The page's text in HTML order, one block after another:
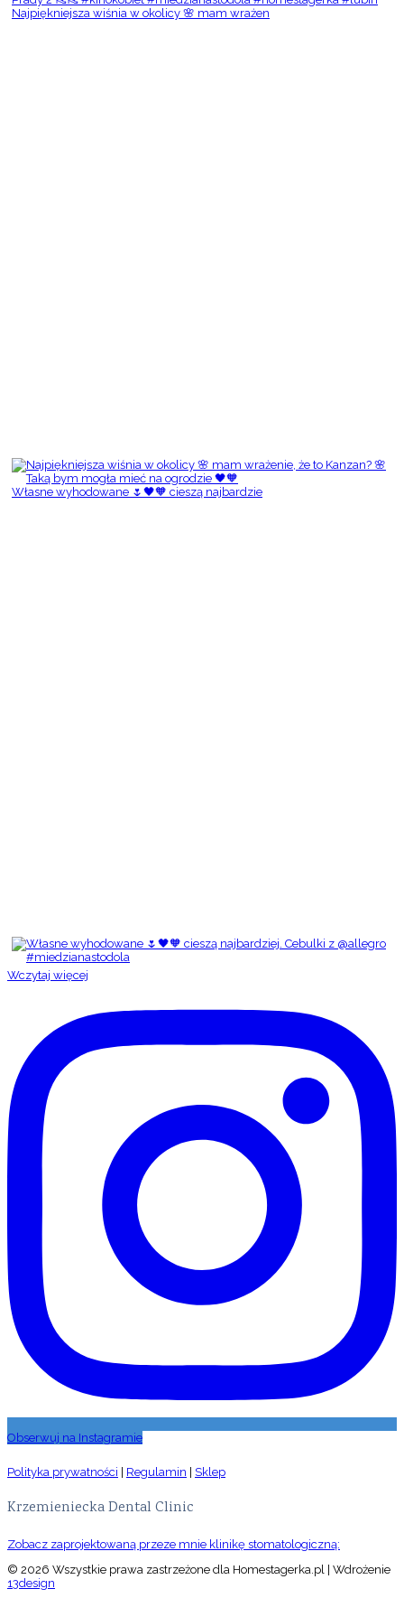
Najpiękniejsza wiśnia w okolicy 🌸 mam wrażen
Własne wyhodowane 🌷🖤🧡 cieszą najbardzie
Wczytaj więcej
Obserwuj na Instagramie
Polityka prywatności Regulamin Sklep
Krzemieniecka Dental Clinic
Zobacz zaprojektowaną przeze mnie klinikę stomatologiczną:
© 2026 Wszystkie prawa zastrzeżone dla Homestagerka.pl | Wdrożenie
13design